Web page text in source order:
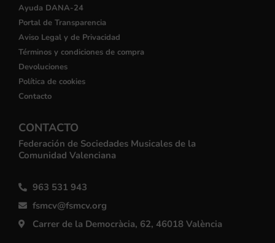
Ayuda DANA-24
Portal de Transparencia
Aviso Legal y de Privacidad
Términos y condiciones de compra
Devoluciones
Política de cookies
Contacto
CONTACTO
Federación de Sociedades Musicales de la
Comunidad Valenciana
963 531 943
fsmcv@fsmcv.org
Carrer de la Democràcia, 62, 46018 València